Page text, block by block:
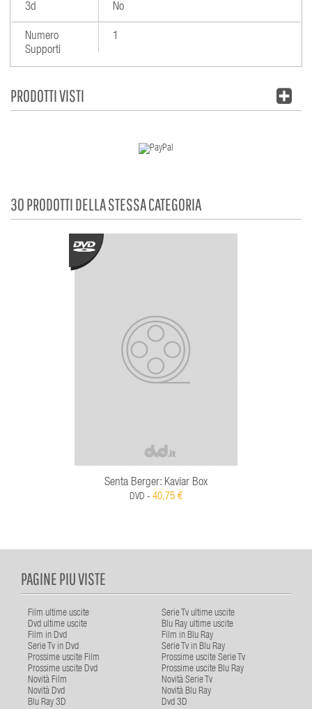
3d No
Numero
Supporti
1
PRODOTTI VISTI
30 PRODOTTI DELLA STESSA CATEGORIA
Senta Berger: Kaviar Box
DVD - 40,75 €
PAGINE PIU VISTE
Film ultime uscite
Serie Tv ultime uscite
Dvd ultime uscite
Blu Ray ultime uscite
Film in Dvd
Film in Blu Ray
Serie Tv in Dvd
Serie Tv in Blu Ray
Prossime uscite Film
Prossime uscite Serie Tv
Prossime uscite Dvd
Prossime uscite Blu Ray
Novità Film
Novità Serie Tv
Novità Dvd
Novità Blu Ray
Blu Ray 3D
Dvd 3D